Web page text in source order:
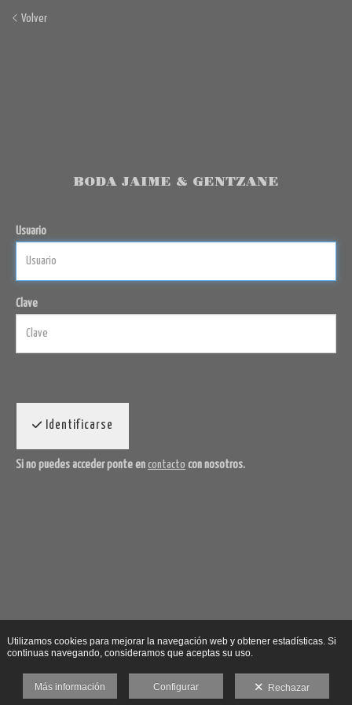
Volver
BODA JAIME & GENTZANE
Usuario
Clave
Identificarse
Si no puedes acceder ponte en contacto con nosotros.
Utilizamos cookies para mejorar la navegación web y obtener estadísticas. Si
continuas navegando, consideramos que aceptas su uso.
Más información Configurar Rechazar